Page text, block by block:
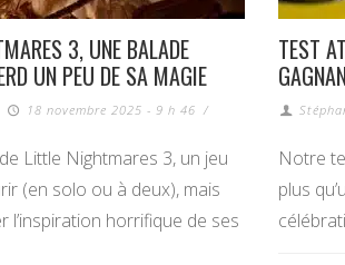
3, UNE BALADE
UN PEU DE SA MAGIE
18 novembre 2025 - 9 h 46 /
Little Nightmares 3, un jeu
(en solo ou à deux), mais
l’inspiration horrifique de ses
TEST
Notre
plus